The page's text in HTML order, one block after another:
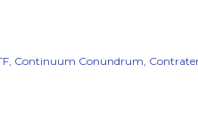
Continuum Conundrum